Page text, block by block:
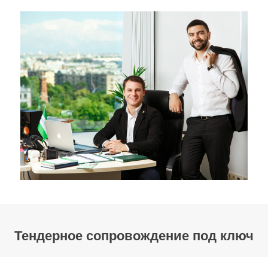
Тендерное сопровождение под ключ